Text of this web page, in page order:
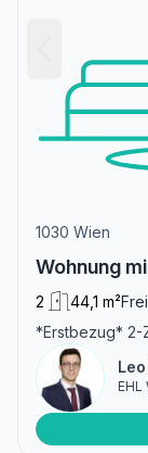
1030 Wien
Wohnung
2 44,1 m²
*Erstbezug* 2-
EHL